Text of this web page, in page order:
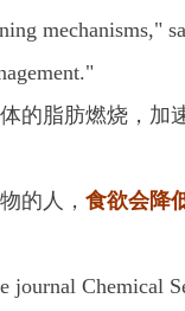
mechanisms,"
的脂肪燃烧，加
的人， 食欲会降
Chemical